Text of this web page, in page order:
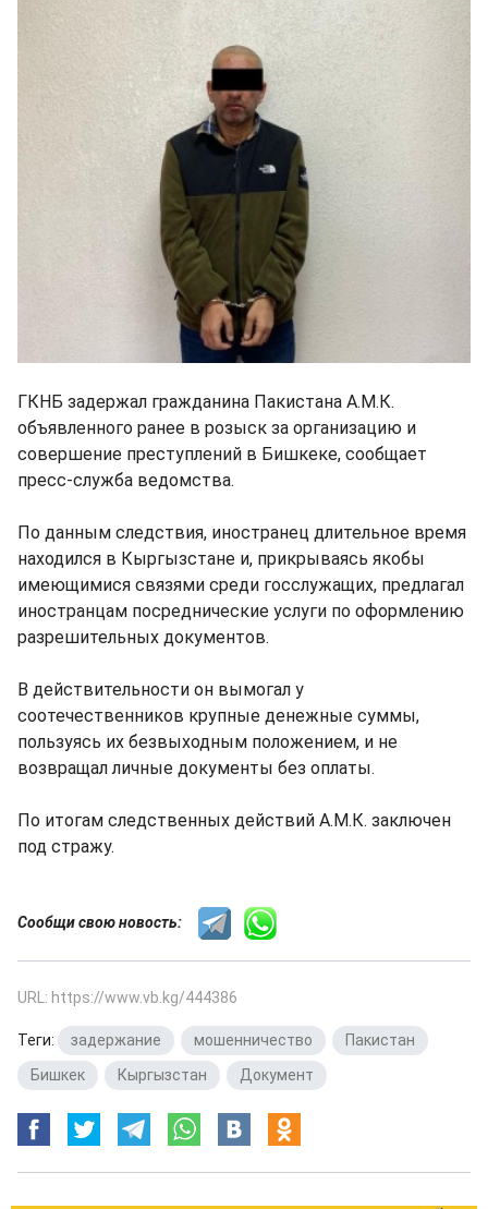
ГКНБ задержал гражданина Пакистана А.М.К.
объявленного ранее в розыск за организацию и
совершение преступлений в Бишкеке, сообщает
пресс-служба ведомства.
По данным следствия, иностранец длительное время
находился в Кыргызстане и, прикрываясь якобы
имеющимися связями среди госслужащих, предлагал
иностранцам посреднические услуги по оформлению
разрешительных документов.
В действительности он вымогал у
соотечественников крупные денежные суммы,
пользуясь их безвыходным положением, и не
возвращал личные документы без оплаты.
По итогам следственных действий А.М.К. заключен
под стражу.
Сообщи свою новость:
URL: https://www.vb.kg/444386
Теги: задержание мошенничество Пакистан
Бишкек
Кыргызстан Документ